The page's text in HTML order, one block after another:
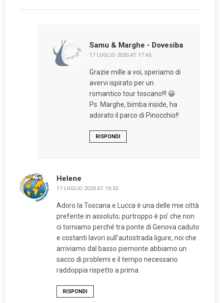
Samu & Marghe - Dovesiba
17 LUGLIO 2020 AT 17:45
Grazie mille a voi, speriamo di
avervi ispirato per un
romantico tour toscano!!! 😀
Ps. Marghe, bimba inside, ha
adorato il parco di Pinocchio!!
RISPONDI
Helene
17 LUGLIO 2020 AT 10:53
Adoro la Toscana e Lucca è una delle mie città
preferite in assoluto; purtroppo è po’ che non
ci torniamo perché tra ponte di Genova caduto
e costanti lavori sull’autostrada ligure, noi che
arriviamo dal basso piemonte abbiamo un
sacco di problemi e il tempo necessario
raddoppia rispetto a prima.
RISPONDI